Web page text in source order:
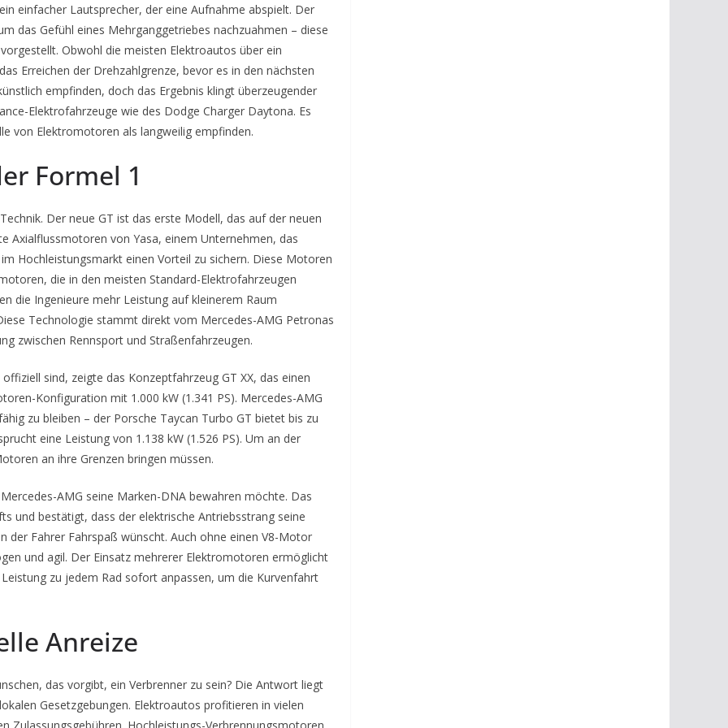
einfacher Lautsprecher, der eine Aufnahme abspielt. Der
das Gefühl eines Mehrganggetriebes nachzuahmen – diese
Obwohl die meisten Elektroautos über ein
Erreichen der Drehzahlgrenze, bevor es in den nächsten
empfinden, doch das Ergebnis klingt überzeugender
Elektrofahrzeuge wie des Dodge Charger Daytona. Es
von Elektromotoren als langweilig empfinden.
Formel 1
Der neue GT ist das erste Modell, das auf der neuen
Axialflussmotoren von Yasa, einem Unternehmen, das
Hochleistungsmarkt einen Vorteil zu sichern. Diese Motoren
die in den meisten Standard-Elektrofahrzeugen
die Ingenieure mehr Leistung auf kleinerem Raum
Technologie stammt direkt vom Mercedes-AMG Petronas
zwischen Rennsport und Straßenfahrzeugen.
sind, zeigte das Konzeptfahrzeug GT XX, das einen
Konfiguration mit 1.000 kW (1.341 PS). Mercedes-AMG
zu bleiben – der Porsche Taycan Turbo GT bietet bis zu
eine Leistung von 1.138 kW (1.526 PS). Um an der
an ihre Grenzen bringen müssen.
AMG seine Marken-DNA bewahren möchte. Das
und bestätigt, dass der elektrische Antriebsstrang seine
Fahrer Fahrspaß wünscht. Auch ohne einen V8-Motor
und agil. Der Einsatz mehrerer Elektromotoren ermöglicht
zu jedem Rad sofort anpassen, um die Kurvenfahrt
Anreize
das vorgibt, ein Verbrenner zu sein? Die Antwort liegt
Gesetzgebungen. Elektroautos profitieren in vielen